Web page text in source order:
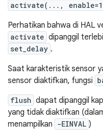
activate(...,
Perhatikan bahwa di HAL
activate dipanggil
set_delay .
Saat karakteristik sensor
sensor diaktifkan, fungsi
flush dapat dipanggil
yang tidak diaktifkan
menampilkan
-EINVAL )